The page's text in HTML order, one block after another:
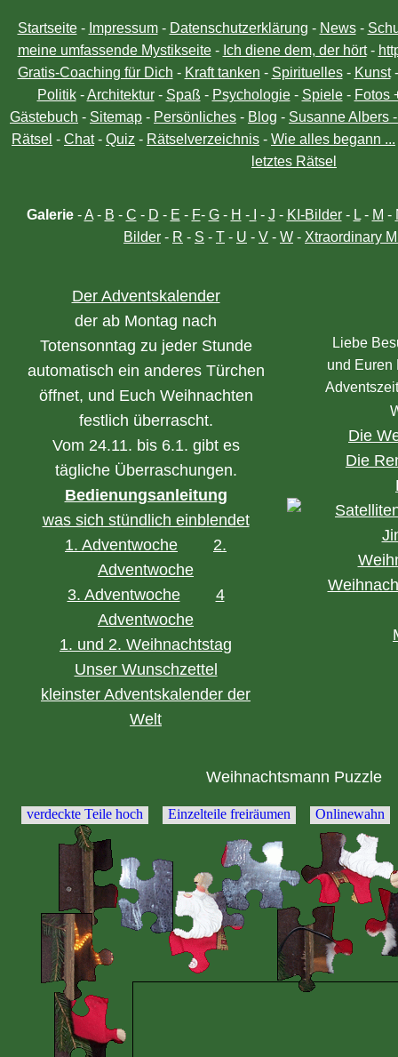
Startseite- Impressum- Datenschutzerklärung - News-
meine umfassende Mystikseite- Ich diene dem, der hört-
Gratis-Coaching für Dich - Kraft tanken - Spirituelles- Kunst
Politik-Architektur- Spaß - Psychologie- Spiele- Fotos
Gästebuch - Sitemap - Persönliches - Blog - Susanne Albers
Rätsel - Chat- Quiz - Rätselverzeichnis - Wie alles begann ...
letztes Rätsel
Galerie-A- B - C - D - E - F- G- H -I - J - KI-Bilder- L- M -
Bilder - R - S - T - U - V - W - Xtraordinary
Der Adventskalender
der ab Montag nach
Totensonntag zu jeder Stunde
automatisch ein anderes Türchen
öffnet, und Euch Weihnachten
festlich überrascht.
Vom 24.11. bis 6.1. gibt es
tägliche Überraschungen.
Bedienungsanleitung
was sich stündlich einblendet
1. Adventwoche
2.
Adventwoche
3. Adventwoche
4
Adventwoche
1. und 2. Weihnachtstag
Unser Wunschzettel
kleinster Adventskalender der
Welt
Liebe
und Euren
Die
Die
Weihnachtsmann Puzzle